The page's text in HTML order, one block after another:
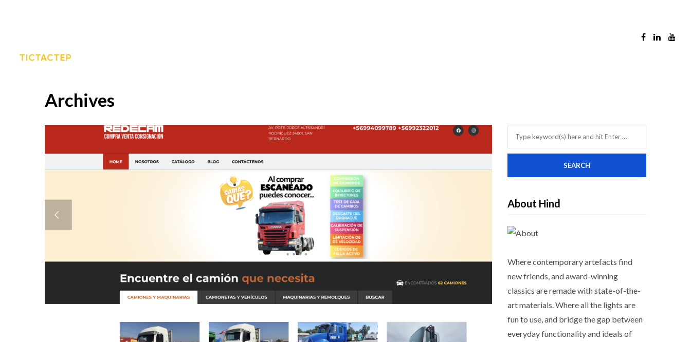
Archives
About Hind
Where contemporary artefacts find
new friends, and award-winning
classics are remade with state-of-the-
art materials. Where all the lights are
fun to use, and bridge the gap between
everyday functionality and ideals of